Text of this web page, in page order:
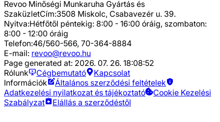
Revoo Minőségi Munkaruha Gyártás és
SzaküzletCím:3508 Miskolc, Csabavezér u. 39.
Nyitva:Hétfőtől péntekig: 8:00 - 16:00 óráig, szombaton:
8:00 - 12:00 óráig
Telefon:46/560-566, 70-364-8884
E-mail: revoo@revoo.hu
Page generated at: 2026. 07. 26. 18:08:52
Rólunk
Cégbemutató
Kapcsolat
Információk
Általános szerződési feltételek
Adatkezelési nyilatkozat és tájékoztató
Cookie Kezelési
Szabályzat
Elállás a szerződéstől